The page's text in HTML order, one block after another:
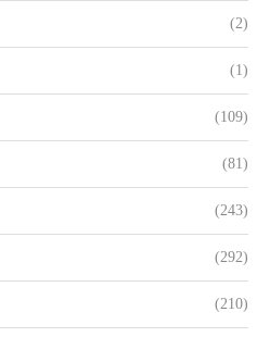
(2)
(1)
(109)
(81)
(243)
(292)
(210)